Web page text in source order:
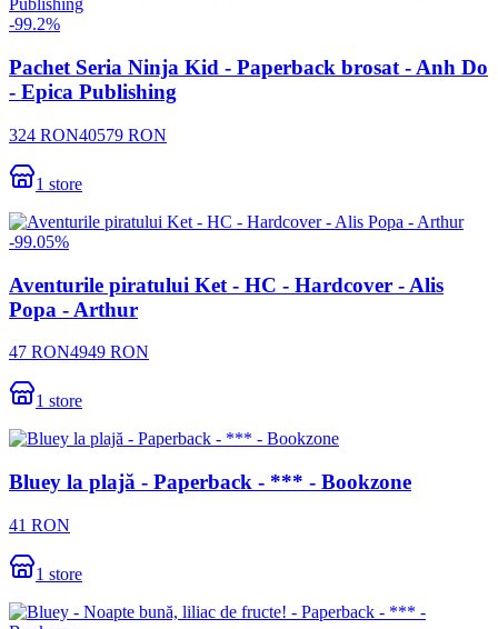
-99.2%
Pachet Seria Ninja Kid - Paperback brosat - Anh Do
- Epica Publishing
324 RON40579 RON
1 store
-99.05%
Aventurile piratului Ket - HC - Hardcover - Alis
Popa - Arthur
47 RON4949 RON
1 store
Bluey la plajă - Paperback - *** - Bookzone
41 RON
1 store